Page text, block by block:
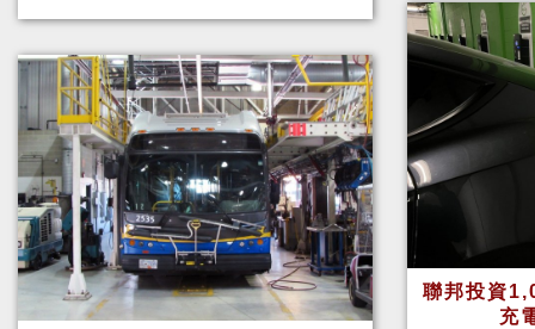
聯邦投資
充